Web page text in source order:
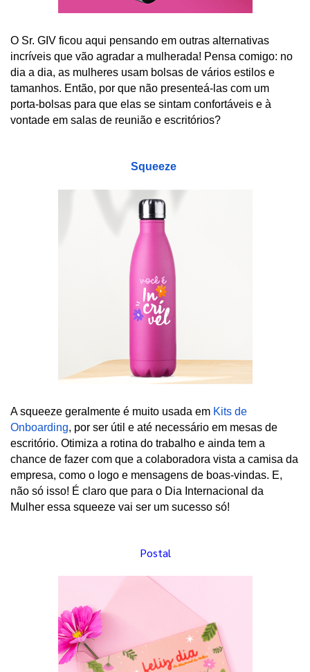
O Sr. GIV ficou aqui pensando em outras alternativas
incríveis que vão agradar a mulherada! Pensa comigo: no
dia a dia, as mulheres usam bolsas de vários estilos e
tamanhos. Então, por que não presenteá-las com um
porta-bolsas para que elas se sintam confortáveis e à
vontade em salas de reunião e escritórios?
Squeeze
A squeeze geralmente é muito usada em Kits de
Onboarding, por ser útil e até necessário em mesas de
escritório. Otimiza a rotina do trabalho e ainda tem a
chance de fazer com que a colaboradora vista a camisa da
empresa, como o logo e mensagens de boas-vindas. E,
não só isso! É claro que para o Dia Internacional da
Mulher essa squeeze vai ser um sucesso só!
Postal